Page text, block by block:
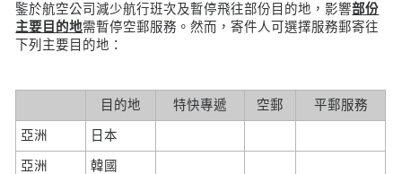
鍳於航空公司減少航行班次及暫停飛往部份目的地，影響部份
主要目的地需暫停空郵服務。然而，寄件人可選擇服務郵寄往
下列主要目的地：
目的地 特快專遞 空郵 平郵服務
亞洲 日本
亞洲 韓國